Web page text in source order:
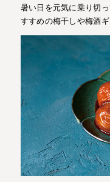
暑い日を元気に乗り切
すすめの梅干しや梅酒